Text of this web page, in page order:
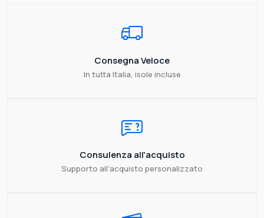
Consegna Veloce
In tutta Italia, isole incluse
Consulenza all'acquisto
Supporto all'acquisto personalizzato